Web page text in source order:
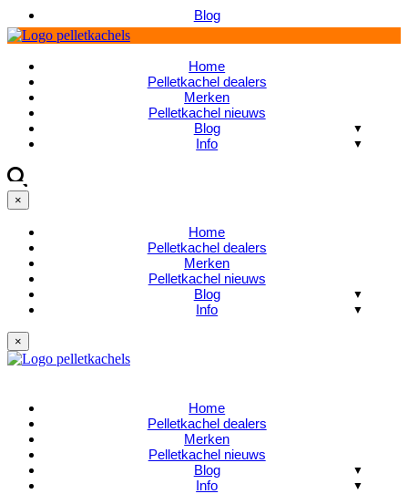
Blog
Home
Pelletkachel dealers
Merken
Pelletkachel nieuws
Blog
Info
×
Home
Pelletkachel dealers
Merken
Pelletkachel nieuws
Blog
Info
×
Home
Pelletkachel dealers
Merken
Pelletkachel nieuws
Blog
Info